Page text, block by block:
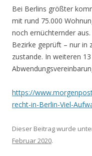
Bei Berlins größter
mit rund 75.000
noch ernüchternder
Bezirke geprüft – nur in
zustande. In weiteren
https://
recht-in-Berlin-Viel-
Dieser Beitrag wurde
Februar 2020.